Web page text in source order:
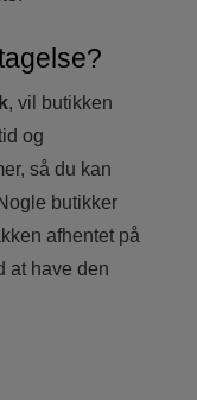
, vil butikken
og
så du kan
butikker
afhentet på
at have den